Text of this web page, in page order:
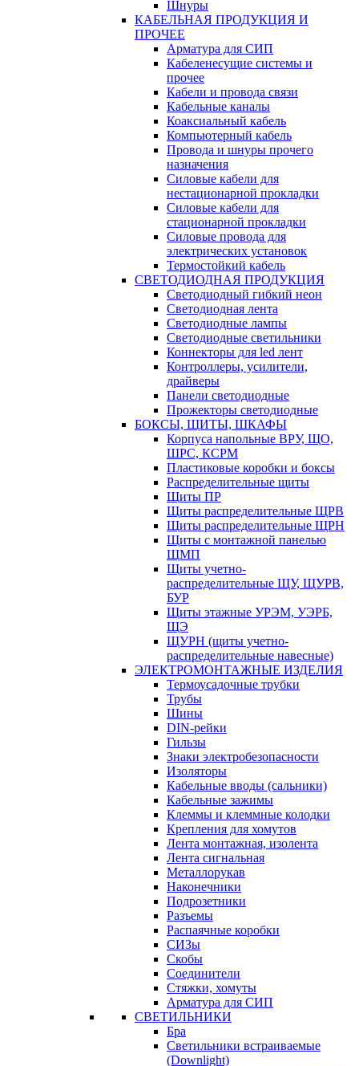
Шнуры
КАБЕЛЬНАЯ ПРОДУКЦИЯ И
ПРОЧЕЕ
Арматура для СИП
Кабеленесущие системы и
прочее
Кабели и провода связи
Кабельные каналы
Коаксиальный кабель
Компьютерный кабель
Провода и шнуры прочего
назначения
Силовые кабели для
нестационарной прокладки
Силовые кабели для
стационарной прокладки
Силовые провода для
электрических установок
Термостойкий кабель
СВЕТОДИОДНАЯ ПРОДУКЦИЯ
Светодиодный гибкий неон
Светодиодная лента
Светодиодные лампы
Светодиодные светильники
Коннекторы для led лент
Контроллеры, усилители,
драйверы
Панели светодиодные
Прожекторы светодиодные
БОКСЫ, ЩИТЫ, ШКАФЫ
Корпуса напольные ВРУ, ЩО,
ШРС, КСРМ
Пластиковые коробки и боксы
Распределительные щиты
Щиты ПР
Щиты распределительные ЩРВ
Щиты распределительные ЩРН
Щиты с монтажной панелью
ЩМП
Щиты учетно-
распределительные ЩУ, ЩУРВ,
БУР
Щиты этажные УРЭМ, УЭРБ,
ЩЭ
ЩУРН (щиты учетно-
распределительные навесные)
ЭЛЕКТРОМОНТАЖНЫЕ ИЗДЕЛИЯ
Термоусадочные трубки
Трубы
Шины
DIN-рейки
Гильзы
Знаки электробезопасности
Изоляторы
Кабельные вводы (сальники)
Кабельные зажимы
Клеммы и клеммные колодки
Крепления для хомутов
Лента монтажная, изолента
Лента сигнальная
Металлорукав
Наконечники
Подрозетники
Разъемы
Распаячные коробки
СИЗы
Скобы
Соединители
Стяжки, хомуты
Арматура для СИП
СВЕТИЛЬНИКИ
Бра
Светильники встраиваемые
(Downlight)